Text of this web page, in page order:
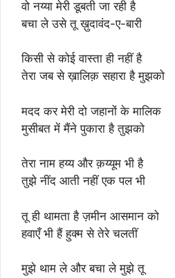
वो नय्या मेरी डूबती जा रही है
बचा ले उसे तू ख़ुदावंद-ए-बारी
किसी से कोई वास्ता ही नहीं है
तेरा जब से ख़ालिक़ सहारा है मुझको
मदद कर मेरी दो जहानों के मालिक
मुसीबत में मैंने पुकारा है तुझको
तेरा नाम हय्य और क़य्यूम भी है
तुझे नींद आती नहीं एक पल भी
तू ही थामता है ज़मीन आसमान को
हवाएँ भी हैं हुक्म से तेरे चलतीं
मुझे थाम ले और बचा ले मुझे तू